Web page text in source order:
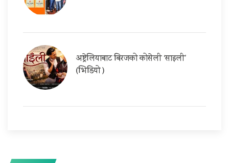
अष्ट्रेलियाबाट बिरजको कोसेली ‘साइली’
(भिडियो )